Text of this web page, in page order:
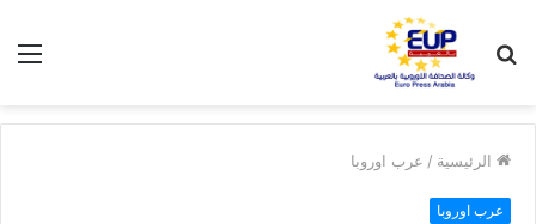
عن
الرئيسية / عرب اوروبا
عرب اوروبا